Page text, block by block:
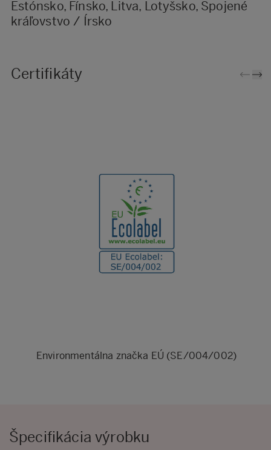
Estónsko, Fínsko, Litva, Lotyšsko, Spojené
kráľovstvo / Írsko
Certifikáty
Environmentálna značka EÚ (SE/004/002)
Špecifikácia výrobku